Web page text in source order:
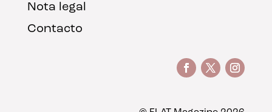
Nota legal
Contacto